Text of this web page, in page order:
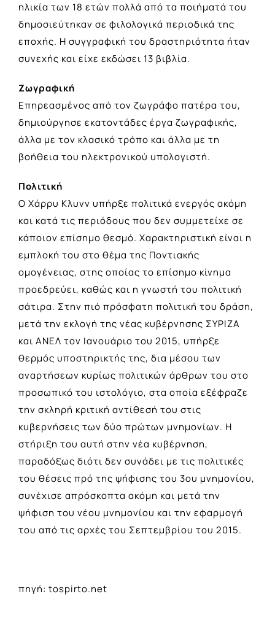
ηλικία των 18 ετών πολλά από τα ποιήματά του
δημοσιεύτηκαν σε φιλολογικά περιοδικά της
εποχής. Η συγγραφική του δραστηριότητα ήταν
συνεχής και είχε εκδώσει 13 βιβλία.
Ζωγραφική
Επηρεασμένος από τον ζωγράφο πατέρα του,
δημιούργησε εκατοντάδες έργα ζωγραφικής,
άλλα με τον κλασικό τρόπο και άλλα με τη
βοήθεια του ηλεκτρονικού υπολογιστή.
Πολιτική
Ο Χάρρυ Κλυνν υπήρξε πολιτικά ενεργός ακόμη
και κατά τις περιόδους που δεν συμμετείχε σε
κάποιον επίσημο θεσμό. Χαρακτηριστική είναι η
εμπλοκή του στο θέμα της Ποντιακής
ομογένειας, στης οποίας το επίσημο κίνημα
προεδρεύει, καθώς και η γνωστή του πολιτική
σάτιρα. Στην πιό πρόσφατη πολιτική του δράση,
μετά την εκλογή της νέας κυβέρνησης ΣΥΡΙΖΑ
και ΑΝΕΛ τον Ιανουάριο του 2015, υπήρξε
θερμός υποστηρικτής της, δια μέσου των
αναρτήσεων κυρίως πολιτικών άρθρων του στο
προσωπικό του ιστολόγιο, στα οποία εξέφραζε
την σκληρή κριτική αντίθεσή του στις
κυβερνήσεις των δύο πρώτων μνημονίων. Η
στήριξη του αυτή στην νέα κυβέρνηση,
παραδόξως διότι δεν συνάδει με τις πολιτικές
του θέσεις πρό της ψήφισης του 3ου μνημονίου,
συνέχισε απρόσκοπτα ακόμη και μετά την
ψήφιση του νέου μνημονίου και την εφαρμογή
του από τις αρχές του Σεπτεμβρίου του 2015.
πηγή: tospirto.net